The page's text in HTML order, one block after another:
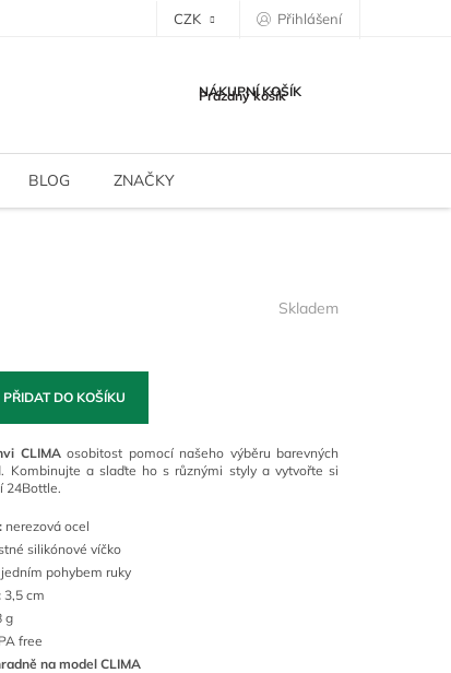
CZK Přihlášení
NÁKUPNÍ KOŠÍK
Prázdný košík
BLOG ZNAČKY
Skladem
PŘIDAT DO KOŠÍKU
CLIMAosobitost pomocí našeho výběru barevných
Kombinujte a slaďte ho s různými styly a vytvořte si
24Bottle.
nerezová ocel
silikónové víčko
pohybem ruky
3,5 cm
g
free
na model CLIMA